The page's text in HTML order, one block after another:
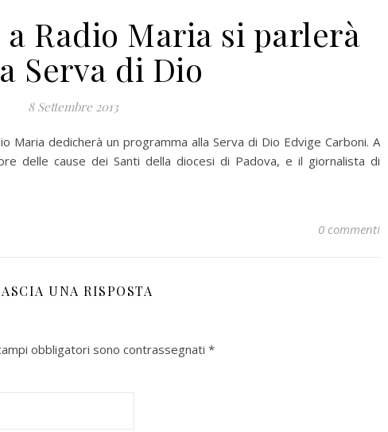
Radio Maria si parlerà
Serva di Dio
8 Settembre 2013
Maria dedicherà un programma alla Serva di Dio Edvige Carboni. A
delle cause dei Santi della diocesi di Padova, e il giornalista di
0 commenti
UNA RISPOSTA
obbligatori sono contrassegnati *